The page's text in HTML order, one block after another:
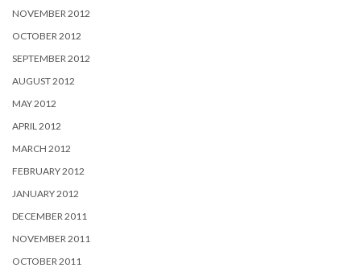
NOVEMBER 2012
OCTOBER 2012
SEPTEMBER 2012
AUGUST 2012
MAY 2012
APRIL 2012
MARCH 2012
FEBRUARY 2012
JANUARY 2012
DECEMBER 2011
NOVEMBER 2011
OCTOBER 2011